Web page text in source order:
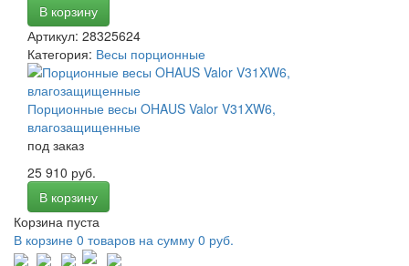
В корзину
Артикул: 28325624
Категория: Весы порционные
Порционные весы OHAUS Valor V31XW6,
влагозащищенные
под заказ
25 910 руб.
В корзину
Корзина пуста
В корзине 0 товаров на сумму 0 руб.